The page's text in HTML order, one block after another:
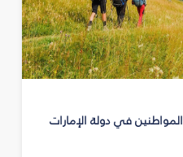
في دولة الإمارات